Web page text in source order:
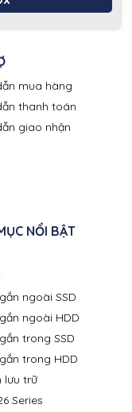
mua hàng
thanh toán
giao nhận
NỔI BẬT
ngoài SSD
ngoài HDD
trong SSD
trong HDD
lưu trữ
Series